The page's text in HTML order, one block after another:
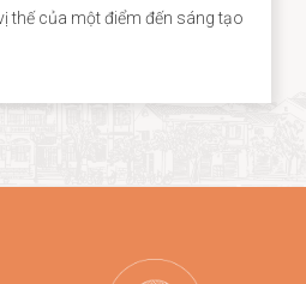
thế của một điểm đến sáng tạo
dấu ấn ấy tiếp tục được lan
chương trình kích cầu du